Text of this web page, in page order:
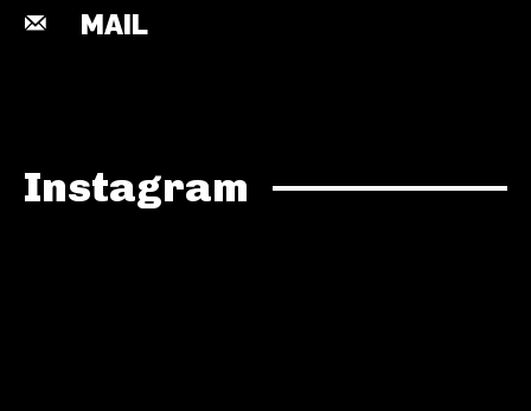
MAIL
Instagram